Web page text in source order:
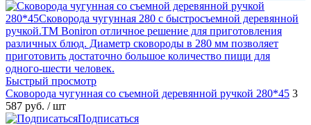
Быстрый просмотр
Сковорода чугунная со съемной деревянной ручкой 280*45 3
587 руб. / шт
Подписаться